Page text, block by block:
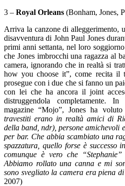
3 – Royal Orleans (Bonham, Jones,
Arriva la canzone di alleggerimento,
disavventura di John Paul Jones
primi anni settanta, nel loro
che Jones imbrocchi una ragazza al
camera, ignorando che in realtà si
how you choose it”, come recita il
prosegue con i due che si fanno un
con lei che ha ancora il joint
distruggendola completamente.
magazine “Mojo”, Jones ha
travestiti erano in realtà amici di
della band, ndr), persone amichevoli
per bar. Che abbia scambiato una
spazzatura, quello forse è successo
comunque è vero che
Abbiamo rollato una canna e mi
sono svegliato la camera era piena
2007)